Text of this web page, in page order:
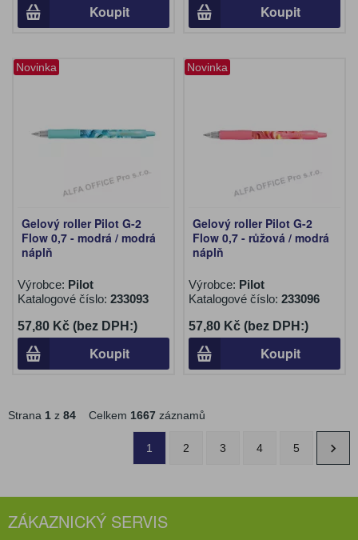
Koupit Koupit
Novinka
Gelový roller Pilot G-2
Flow 0,7 - modrá / modrá
náplň
Výrobce: Pilot
Katalogové číslo: 233093
57,80 Kč (bez DPH:)
Koupit
Novinka
Gelový roller Pilot G-2
Flow 0,7 - růžová / modrá
náplň
Výrobce: Pilot
Katalogové číslo: 233096
57,80 Kč (bez DPH:)
Koupit
Strana 1 z 84 Celkem 1667 záznamů
1 2 3 4 5
ZÁKAZNICKÝ SERVIS